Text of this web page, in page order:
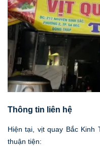
Thông tin liên hệ
Hiện tại, vịt quay Bắc Kinh
thuận tiện: